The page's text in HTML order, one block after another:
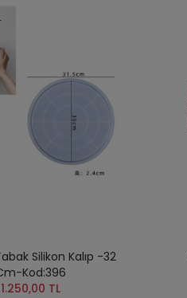
Silikon Kalıp -32
Kod:396
1.250,00 TL